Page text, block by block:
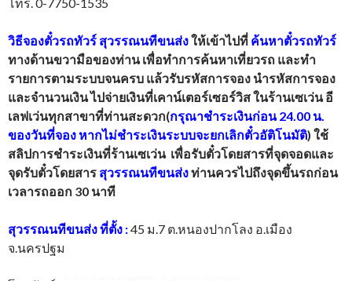
วิธีจองตั๋วรถทัวร์ สุวรรณนทีขนส่งให้เข้าไปที่ ค้นหาตั๋วรถทัวร์
ทางด้านขวามือของท่าน เพื่อทำการค้นหาเที่ยวรถ และทำ
รายการตามระบบจนครบ แล้วรับรหัสการจอง นำรหัสการจอง
และจำนวนเงิน ไปจ่ายเงินที่เคาน์เตอร์เซอร์วิส ในร้านเซเว่น อี
เลฟเว่นทุกสาขาที่ท่านสะดวก(กรุณาชำระเงินก่อน 24.00 น.
ของวันที่จอง หากไม่ชำระเงินระบบจะยกเลิกตั๋วอัติโนมัติ) ใช้
สลิปการชำระเงินที่ร้านเซเว่น เพื่อรับตั๋วโดยสารที่จุดจอดและ
จุดรับตั๋วโดยสาร สุวรรณนทีขนส่งท่านควรไปถึงจุดขึ้นรถก่อน
เวลารถออก 30 นาที
สุวรรณนทีขนส่งที่ตั้ง :45 ม.7 ต.หนองปากโลง อ.เมือง
จ.นครปฐม